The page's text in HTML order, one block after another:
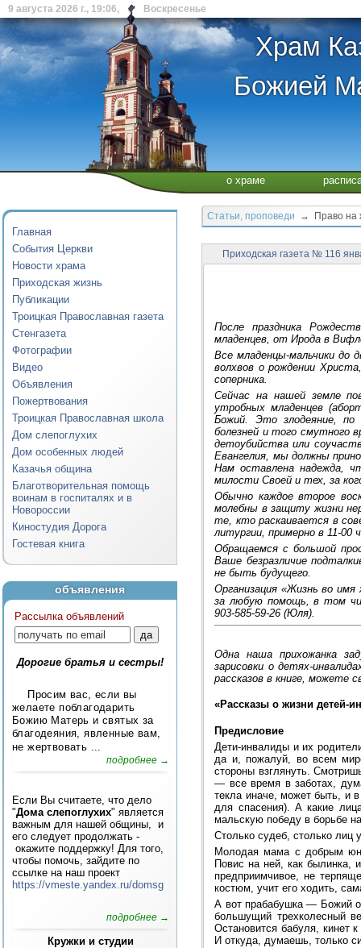
9 августа 2026 г., 19:06, Воскресенье
Храм
Божией
о храме
Главная
События Церкви
Новости храма
Приходская жизнь
Публикации
Троицкая Православная газета
Стенгазета
Фотографии
Видео
Объявления
Пожертвования
Троицкая Православная школа
Дом слепоглухих
Дом особенных людей
Казачья община
Благотворительная помощь
воинам в госпиталях и в
Новороссии
Киностудия Дорога
Гостевая книга
объявления
Рассылка объявлений
Дорогие братья и сестры!
Просим вас, если вы
желаете поблагодарить
Божию Матерь и святых за
благодеяния, явленные вам,
не жертвовать ...
подробнее →
Если Вы считаете, что дело
"Дома слепоглухих" является
важным для нашей общины, и
его следует продолжать -
окажите поддержку! Для того,
чтобы помочь, зайдите по
ссылке на наш проект
https://vmeste.yandex.ru/domsg
подробнее →
Кружки и студии
Статьи, проповеди → Право на
Приходская газета № 116
После праздника
младенцев, от Ирода в
Все младенцы-мальчики до
волхвов о рождении
соперника.
Сейчас на нашей земле
утробных младенцев
Божий. Это злодеяние, по
болезней и того смутного
детоубийства или
Евангелия, мы должны
Нам оставлена надежда,
милости Своей и тех, за
Обычно каждое второе
молебны в защиту жизни
те, кто раскаивается в
литургии, примерно в 11-00
Обращаемся с большой
Ваше безразличие
не быть будущего.
Организация «Жизнь во
за любую помощь, в том
903-585-59-26 (Юля).
Одна наша прихожанка
зарисовки о детях-
рассказов в книге, можете
«Рассказы о жизни детей-
Предисловие
Дети-инвалиды и их
да и, пожалуй, во всем
стороны взглянуть.
— все время в заботах,
текла иначе, может быть, и
для спасения). А какие
мальскую победу в борьбе
Столько судеб, столько лиц
Молодая мама с добрым
Повис на ней, как былинка,
предприимчивое, не
костюм, учит его ходить,
А вот прабабушка — Божий
большущий трехколесный
Остановится бабуля, кинет
И откуда, думаешь, только